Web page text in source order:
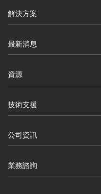
解決方案
最新消息
資源
技術支援
公司資訊
業務諮詢